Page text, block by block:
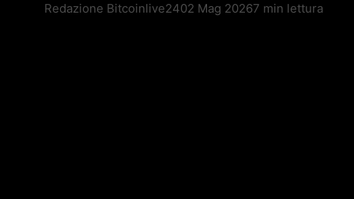
Redazione Bitcoinlive2402 Mag 20267 min lettura